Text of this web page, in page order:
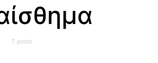
7 posts